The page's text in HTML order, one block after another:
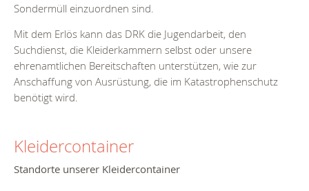
Sondermüll einzuordnen sind.
Mit dem Erlös kann das DRK die Jugendarbeit, den
Suchdienst, die Kleiderkammern selbst oder unsere
ehrenamtlichen Bereitschaften unterstützen, wie zur
Anschaffung von Ausrüstung, die im Katastrophenschutz
benötigt wird.
Kleidercontainer
Standorte unserer Kleidercontainer